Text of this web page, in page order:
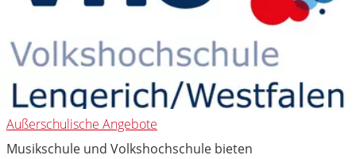
Außerschulische Angebote
Musikschule und Volkshochschule bieten